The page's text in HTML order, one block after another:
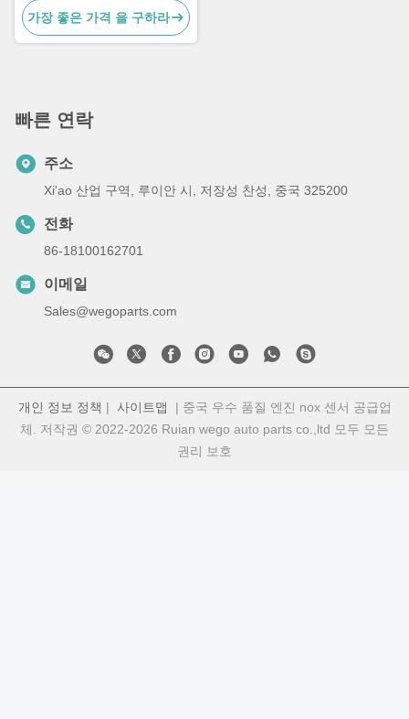
입기
가장 좋은 가격 을 구하라
빠른 연락
주소
Xi'ao 산업 구역, 루이안 시, 저장성 찬성, 중국 325200
전화
86-18100162701
이메일
Sales@wegoparts.com
개인 정보 정책 | 사이트맵 | 중국 우수 품질 엔진 nox 센서 공급업
체. 저작권 © 2022-2026 Ruian wego auto parts co.,ltd 모두 모든
권리 보호